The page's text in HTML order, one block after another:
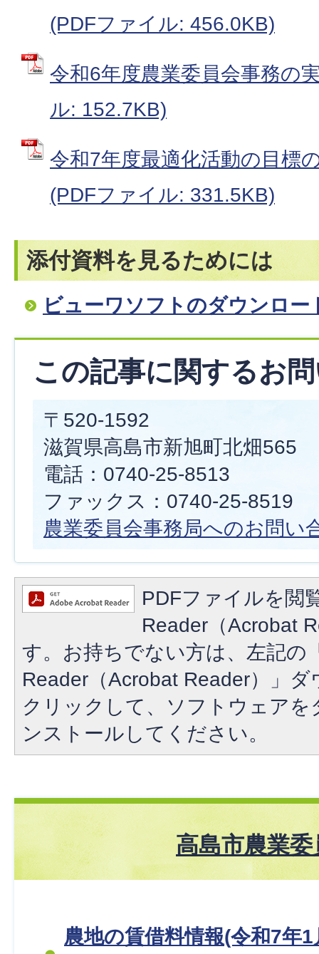
(PDFファイル: 456.0KB)
令和6年度農業委員会事務の
ル: 152.7KB)
令和7年度最適化活動の目標
(PDFファイル: 331.5KB)
添付資料を見るためには
ビューワソフトのダウンロー
この記事に関するお
〒520-1592
滋賀県高島市新旭町北畑565
電話：0740-25-8513
ファックス：0740-25-8519
農業委員会事務局へのお問い
PDFファイルを閲
Reader（Acrobat
す。お持ちでない方は、左記の
Reader（Acrobat Reader）」
クリックして、ソフトウェア
ンストールしてください。
高島市農業委
農地の賃借料情報(令和7年